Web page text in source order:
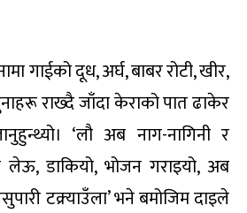
गाईको दूध, अर्घ, बाबर रोटी, खीर,
राख्दै जाँदा केराको पात ढाकेर
‘लौ अब नाग-नागिनी र
लेऊ, डाकियो, भोजन गराइयो, अब
टक्र्याउँला’ भने बमोजिम दाइले